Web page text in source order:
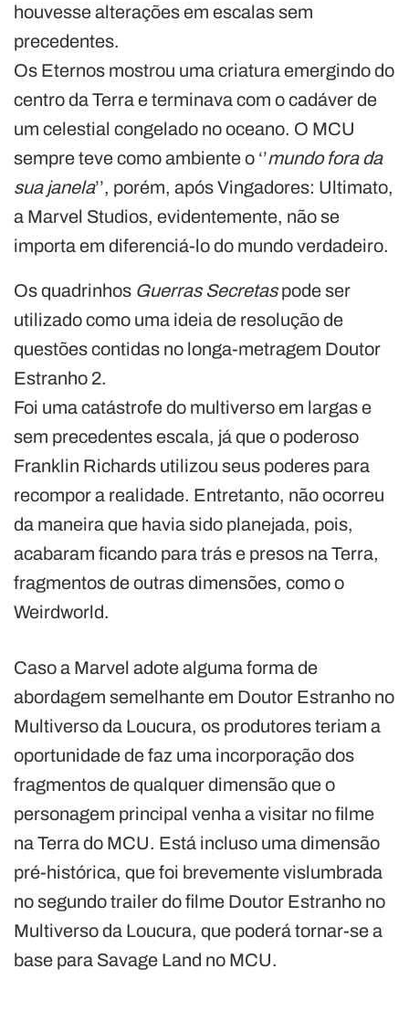
houvesse alterações em escalas sem
precedentes.
Os Eternos mostrou uma criatura emergindo do
centro da Terra e terminava com o cadáver de
um celestial congelado no oceano. O MCU
sempre teve como ambiente o ‘’mundo fora da
sua janela’’, porém, após Vingadores: Ultimato,
a Marvel Studios, evidentemente, não se
importa em diferenciá-lo do mundo verdadeiro.
Os quadrinhos Guerras Secretaspode ser
utilizado como uma ideia de resolução de
questões contidas no longa-metragem Doutor
Estranho 2.
Foi uma catástrofe do multiverso em largas e
sem precedentes escala, já que o poderoso
Franklin Richards utilizou seus poderes para
recompor a realidade. Entretanto, não ocorreu
da maneira que havia sido planejada, pois,
acabaram ficando para trás e presos na Terra,
fragmentos de outras dimensões, como o
Weirdworld.
Caso a Marvel adote alguma forma de
abordagem semelhante em Doutor Estranho no
Multiverso da Loucura, os produtores teriam a
oportunidade de faz uma incorporação dos
fragmentos de qualquer dimensão que o
personagem principal venha a visitar no filme
na Terra do MCU. Está incluso uma dimensão
pré-histórica, que foi brevemente vislumbrada
no segundo trailer do filme Doutor Estranho no
Multiverso da Loucura, que poderá tornar-se a
base para Savage Land no MCU.